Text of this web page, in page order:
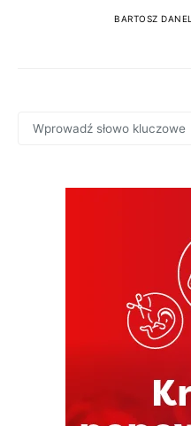
BARTOSZ DANEL
FOR: